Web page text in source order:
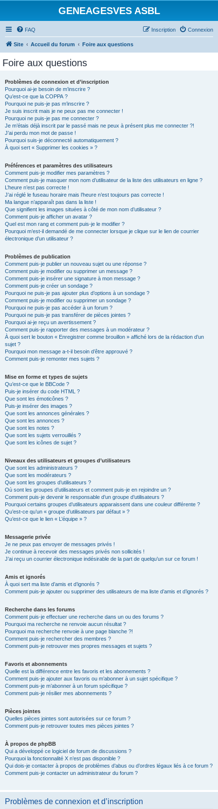
GENEAGESVES ASBL
FAQ Connexion
Inscription
Site Accueil du forum Foire aux questions
Foire aux questions
Problèmes de connexion et d’inscription
Pourquoi ai-je besoin de m’inscrire ?
Qu’est-ce que la COPPA ?
Pourquoi ne puis-je pas m’inscrire ?
Je suis inscrit mais je ne peux pas me connecter !
Pourquoi ne puis-je pas me connecter ?
Je m’étais déjà inscrit par le passé mais ne peux à présent plus me connecter ?!
J’ai perdu mon mot de passe !
Pourquoi suis-je déconnecté automatiquement ?
À quoi sert « Supprimer les cookies » ?
Préférences et paramètres des utilisateurs
Comment puis-je modifier mes paramètres ?
Comment puis-je masquer mon nom d’utilisateur de la liste des utilisateurs en ligne ?
L’heure n’est pas correcte !
J’ai réglé le fuseau horaire mais l’heure n’est toujours pas correcte !
Ma langue n’apparaît pas dans la liste !
Que signifient les images situées à côté de mon nom d’utilisateur ?
Comment puis-je afficher un avatar ?
Quel est mon rang et comment puis-je le modifier ?
Pourquoi m’est-il demandé de me connecter lorsque je clique sur le lien de courrier
électronique d’un utilisateur ?
Problèmes de publication
Comment puis-je publier un nouveau sujet ou une réponse ?
Comment puis-je modifier ou supprimer un message ?
Comment puis-je insérer une signature à mon message ?
Comment puis-je créer un sondage ?
Pourquoi ne puis-je pas ajouter plus d’options à un sondage ?
Comment puis-je modifier ou supprimer un sondage ?
Pourquoi ne puis-je pas accéder à un forum ?
Pourquoi ne puis-je pas transférer de pièces jointes ?
Pourquoi ai-je reçu un avertissement ?
Comment puis-je rapporter des messages à un modérateur ?
À quoi sert le bouton « Enregistrer comme brouillon » affiché lors de la rédaction d’un
sujet ?
Pourquoi mon message a-t-il besoin d’être approuvé ?
Comment puis-je remonter mes sujets ?
Mise en forme et types de sujets
Qu’est-ce que le BBCode ?
Puis-je insérer du code HTML ?
Que sont les émoticônes ?
Puis-je insérer des images ?
Que sont les annonces générales ?
Que sont les annonces ?
Que sont les notes ?
Que sont les sujets verrouillés ?
Que sont les icônes de sujet ?
Niveaux des utilisateurs et groupes d’utilisateurs
Que sont les administrateurs ?
Que sont les modérateurs ?
Que sont les groupes d’utilisateurs ?
Où sont les groupes d’utilisateurs et comment puis-je en rejoindre un ?
Comment puis-je devenir le responsable d’un groupe d’utilisateurs ?
Pourquoi certains groupes d’utilisateurs apparaissent dans une couleur différente ?
Qu’est-ce qu’un « groupe d’utilisateurs par défaut » ?
Qu’est-ce que le lien « L’équipe » ?
Messagerie privée
Je ne peux pas envoyer de messages privés !
Je continue à recevoir des messages privés non sollicités !
J’ai reçu un courrier électronique indésirable de la part de quelqu’un sur ce forum !
Amis et ignorés
À quoi sert ma liste d’amis et d’ignorés ?
Comment puis-je ajouter ou supprimer des utilisateurs de ma liste d’amis et d’ignorés ?
Recherche dans les forums
Comment puis-je effectuer une recherche dans un ou des forums ?
Pourquoi ma recherche ne renvoie aucun résultat ?
Pourquoi ma recherche renvoie à une page blanche ?!
Comment puis-je rechercher des membres ?
Comment puis-je retrouver mes propres messages et sujets ?
Favoris et abonnements
Quelle est la différence entre les favoris et les abonnements ?
Comment puis-je ajouter aux favoris ou m’abonner à un sujet spécifique ?
Comment puis-je m’abonner à un forum spécifique ?
Comment puis-je résilier mes abonnements ?
Pièces jointes
Quelles pièces jointes sont autorisées sur ce forum ?
Comment puis-je retrouver toutes mes pièces jointes ?
À propos de phpBB
Qui a développé ce logiciel de forum de discussions ?
Pourquoi la fonctionnalité X n’est pas disponible ?
Qui dois-je contacter à propos de problèmes d’abus ou d’ordres légaux liés à ce forum ?
Comment puis-je contacter un administrateur du forum ?
Problèmes de connexion et d’inscription